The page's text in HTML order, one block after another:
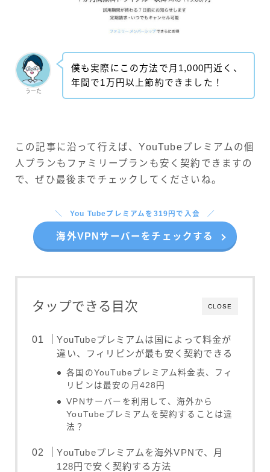
うーた
僕も実際にこの方法で月1,000円近く、
年間で1万円以上節約できました！
この記事に沿って行えば、YouTubeプレミアムの個
人プランもファミリープランも安く契約できますの
で、ぜひ最後までチェックしてくださいね。
You Tubeプレミアムを319円で入会
海外VPNサーバーをチェックする
CLOSE
タップできる目次
YouTubeプレミアムは国によって料金が
違い、フィリピンが最も安く契約できる
各国のYouTubeプレミアム料金表、フィ
リピンは最安の月428円
VPNサーバーを利用して、海外から
YouTubeプレミアムを契約することは違
法？
YouTubeプレミアムを海外VPNで、月
128円で安く契約する方法